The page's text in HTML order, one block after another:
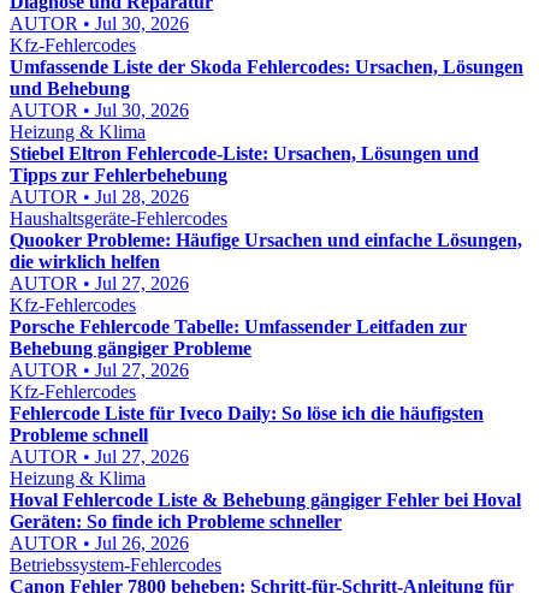
AUTOR • Jul 30, 2026
Kfz-Fehlercodes
Umfassende Liste der Skoda Fehlercodes: Ursachen, Lösungen
und Behebung
AUTOR • Jul 30, 2026
Heizung & Klima
Stiebel Eltron Fehlercode-Liste: Ursachen, Lösungen und
Tipps zur Fehlerbehebung
AUTOR • Jul 28, 2026
Haushaltsgeräte-Fehlercodes
Quooker Probleme: Häufige Ursachen und einfache Lösungen,
die wirklich helfen
AUTOR • Jul 27, 2026
Kfz-Fehlercodes
Porsche Fehlercode Tabelle: Umfassender Leitfaden zur
Behebung gängiger Probleme
AUTOR • Jul 27, 2026
Kfz-Fehlercodes
Fehlercode Liste für Iveco Daily: So löse ich die häufigsten
Probleme schnell
AUTOR • Jul 27, 2026
Heizung & Klima
Hoval Fehlercode Liste & Behebung gängiger Fehler bei Hoval
Geräten: So finde ich Probleme schneller
AUTOR • Jul 26, 2026
Betriebssystem-Fehlercodes
Canon Fehler 7800 beheben: Schritt-für-Schritt-Anleitung für